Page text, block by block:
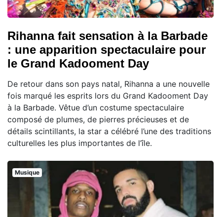
Rihanna fait sensation à la Barbade
: une apparition spectaculaire pour
le Grand Kadooment Day
De retour dans son pays natal, Rihanna a une nouvelle
fois marqué les esprits lors du Grand Kadooment Day
à la Barbade. Vêtue d’un costume spectaculaire
composé de plumes, de pierres précieuses et de
détails scintillants, la star a célébré l’une des traditions
culturelles les plus importantes de l’île.
Musique